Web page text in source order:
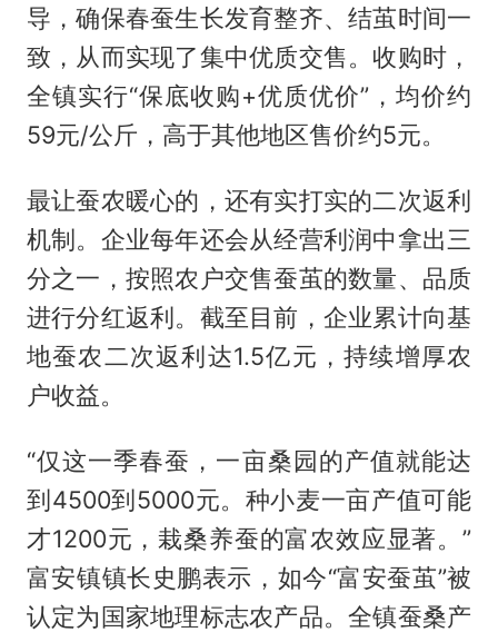
导，确保春蚕生长发育整齐、结茧时间一
致，从而实现了集中优质交售。收购时，
全镇实行“保底收购+优质优价”，均价约
59元/公斤，高于其他地区售价约5元。
最让蚕农暖心的，还有实打实的二次返利
机制。企业每年还会从经营利润中拿出三
分之一，按照农户交售蚕茧的数量、品质
进行分红返利。截至目前，企业累计向基
地蚕农二次返利达1.5亿元，持续增厚农
户收益。
“仅这一季春蚕，一亩桑园的产值就能达
到4500到5000元。种小麦一亩产值可能
才1200元，栽桑养蚕的富农效应显著。”
富安镇镇长史鹏表示，如今“富安蚕茧”被
认定为国家地理标志农产品。全镇蚕桑产